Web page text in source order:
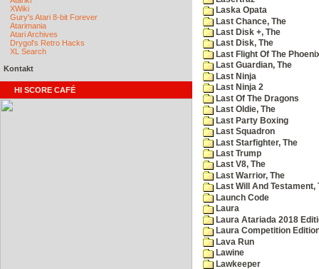
XWiki
Gury's Atari 8-bit Forever
Atarimania
Atari Archives
Drygol's Retro Hacks
XL Search
Kontakt
HI SCORE CAFÉ
Laska Opata
Last Chance, The
Last Disk +, The
Last Disk, The
Last Flight Of The
Last Guardian, The
Last Ninja
Last Ninja 2
Last Of The Dragons
Last Oldie, The
Last Party Boxing
Last Squadron
Last Starfighter, The
Last Trump
Last V8, The
Last Warrior, The
Last Will And Testament,
Launch Code
Laura
Laura Atariada 2018
Laura Competition
Lava Run
Lawine
Lawkeeper